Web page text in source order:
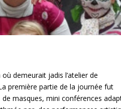
demeurait jadis l’atelier de
première partie de la journée fut
masques, mini conférences